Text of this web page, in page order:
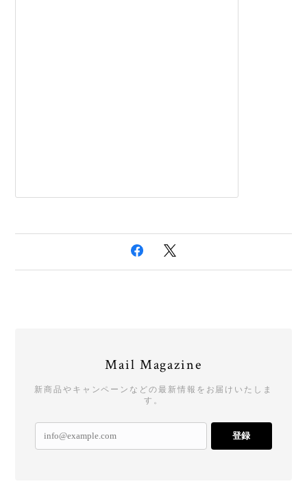
Mail Magazine
新商品やキャンペーンなどの最新情報をお届けいたしま
す。
登録